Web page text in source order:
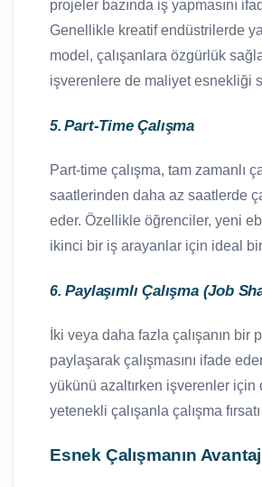
projeler bazında iş yapmasını
Genellikle kreatif endüstrilerde
model, çalışanlara özgürlük
işverenlere de maliyet esnekliği
5.Part-Time Çalışma
Part-time çalışma, tam zamanlı
saatlerinden daha az saatlerde
eder. Özellikle öğrenciler, yeni
ikinci bir iş arayanlar için ideal
6. Paylaşımlı Çalışma (Job
İki veya daha fazla çalışanın bir
paylaşarak çalışmasını ifade
yükünü azaltırken işverenler için
yetenekli çalışanla çalışma
Esnek Çalışmanın